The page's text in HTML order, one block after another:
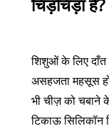
शिशुओं के लिए
असहजता महसूस
भी चीज़ को चबाने
टिकाऊ